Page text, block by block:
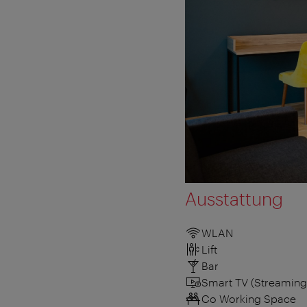
Ausstattung
WLAN
Lift
Bar
Smart TV
Co Working Space